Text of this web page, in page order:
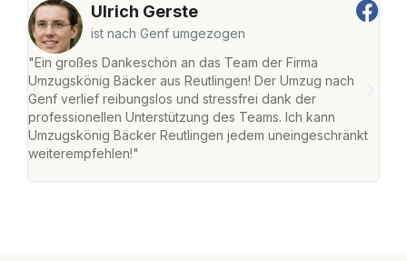
Ulrich Gerste
ist nach Genf umgezogen
"Ein großes Dankeschön an das Team der Firma
Umzugskönig Bäcker aus Reutlingen! Der Umzug nach
Genf verlief reibungslos und stressfrei dank der
professionellen Unterstützung des Teams. Ich kann
Umzugskönig Bäcker Reutlingen jedem uneingeschränkt
weiterempfehlen!"